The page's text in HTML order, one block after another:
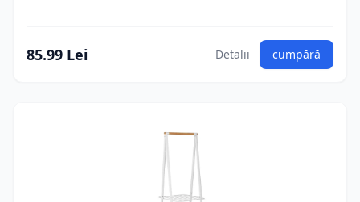
85.99 Lei Detalii cumpără